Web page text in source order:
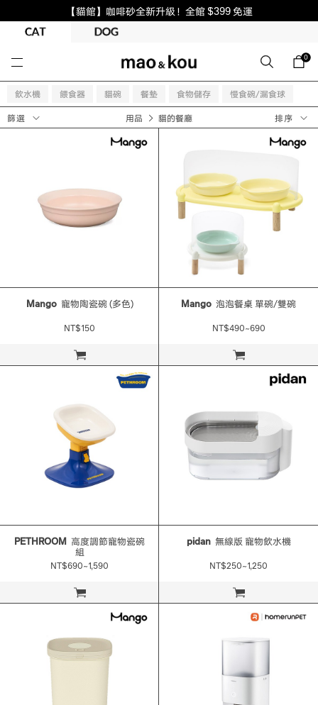
【貓館】咖啡砂全新升級！全館 $399 免運
0
篩選 排序
用品 貓的餐廳
飲水機 餵食器 貓碗 餐墊 食物儲存 慢食碗/漏食球
立即購買
Mango 寵物陶瓷碗 (多色)
NT$150
立即購買
Mango 泡泡餐桌 單碗/雙碗
NT$490~690
立即購買
PETHROOM
組
NT$690~1,590
立即購買
pidan 無線版 寵物飲水機
NT$250~1,250